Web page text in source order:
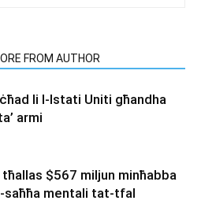
FROM AUTHOR
li l-Istati Uniti għandha
armi
$567 miljun minħabba
saħħa mentali tat-tfal